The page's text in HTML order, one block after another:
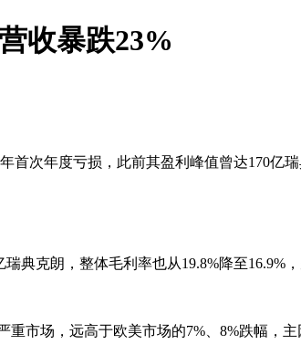
收暴跌23%
次年度亏损，此前其盈利峰值曾达170亿瑞
克朗，整体毛利率也从19.8%降至16.9%
场，远高于欧美市场的7%、8%跌幅，主